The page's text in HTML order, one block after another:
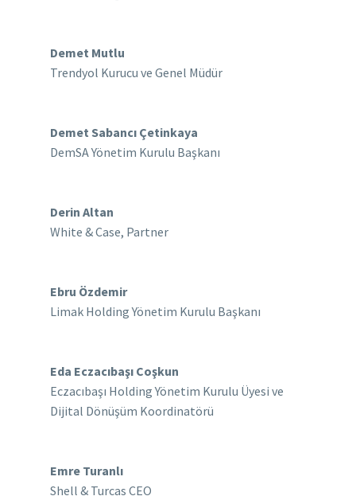
Demet Mutlu
Trendyol Kurucu ve Genel Müdür
Demet Sabancı Çetinkaya
DemSA Yönetim Kurulu Başkanı
Derin Altan
White & Case, Partner
Ebru Özdemir
Limak Holding Yönetim Kurulu Başkanı
Eda Eczacıbaşı Coşkun
Eczacıbaşı Holding Yönetim Kurulu Üyesi ve
Dijital Dönüşüm Koordinatörü
Emre Turanlı
Shell & Turcas CEO